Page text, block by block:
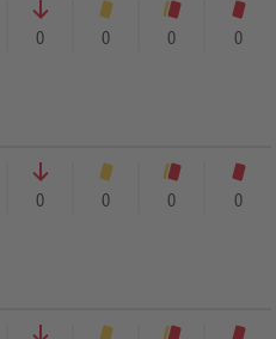
0 0 0 0
0 0 0 0